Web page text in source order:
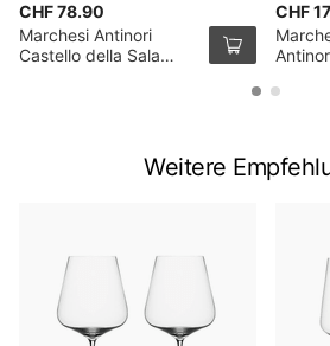
CHF 78.90
Marchesi Antinori
Castello della Sala
CHF
Weitere